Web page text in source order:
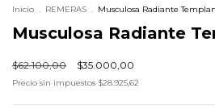
Inicio . REMERAS . Musculosa Radiante
Musculosa Radiante
$62.100,00 $35.000,00
Precio sin impuestos $28.925,62